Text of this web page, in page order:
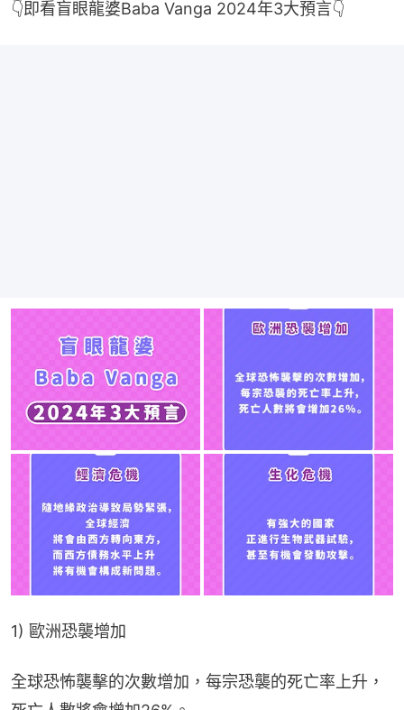
👇即看盲眼龍婆Baba Vanga 2024年3大預言👇
1) 歐洲恐襲增加
全球恐怖襲擊的次數增加，每宗恐襲的死亡率上升，